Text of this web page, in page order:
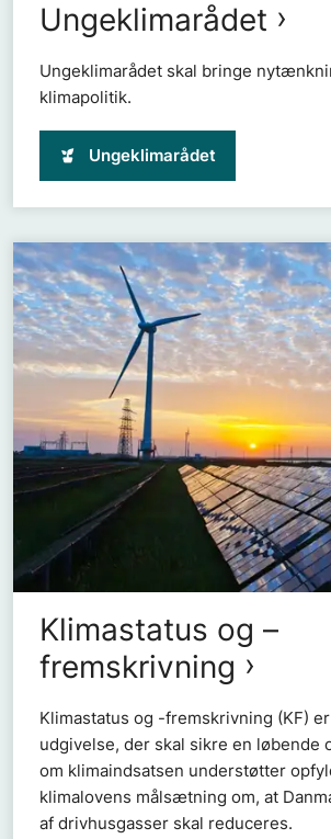
Ungeklimarådet
Ungeklimarådet skal bringe
klimapolitik.
Ungeklimarådet
Klimastatus og –
fremskrivning
Klimastatus og -fremskrivning (KF) er
udgivelse, der skal sikre en løbende
om klimaindsatsen understøtter
klimalovens målsætning om, at
af drivhusgasser skal reduceres.